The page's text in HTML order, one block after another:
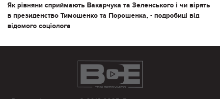
Як рівняни сприймають Вакарчука та Зеленського і чи вірять
в президенство Тимошенко та Порошенка, - подробиці від
відомого соціолога